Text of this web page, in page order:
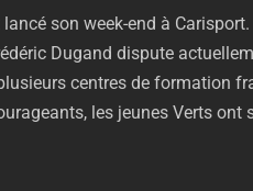
son week-end à
Dugand dispute
centres de formation
les jeunes Verts ont